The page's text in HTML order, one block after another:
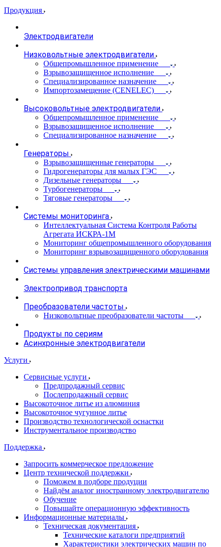
Продукция
Электродвигатели
Низковольтные электродвигатели
Общепромышленное применение
Взрывозащищенное исполнение
Специализированное назначение
Импортозамещение (CENELEC)
Высоковольтные электродвигатели
Общепромышленное применение
Взрывозащищенное исполнение
Специализированное назначение
Генераторы
Взрывозащищенные генераторы
Гидрогенераторы для малых ГЭС
Дизельные генераторы
Турбогенераторы
Тяговые генераторы
Системы мониторинга
Интеллектуальная Система Контроля Работы
Агрегата ИСКРА-1М
Мониторинг общепромышленного оборудования
Мониторинг взрывозащищенного оборудования
Системы управления электрическими машинами
Электропривод транспорта
Преобразователи частоты
Низковольтные преобразователи частоты
Продукты по сериям
Асинхронные электродвигатели
Услуги
Сервисные услуги
Предпродажный сервис
Послепродажный сервис
Высокоточное литье из алюминия
Высокоточное чугунное литье
Производство технологической оснастки
Инструментальное производство
Поддержка
Запросить коммерческое предложение
Центр технической поддержки
Поможем в подборе продуции
Найдём аналог иностранному электродвигателю
Обучение
Повышайте операционную эффективность
Информационные материалы
Техническая документация
Технические каталоги предприятий
Характеристики электрических машин по